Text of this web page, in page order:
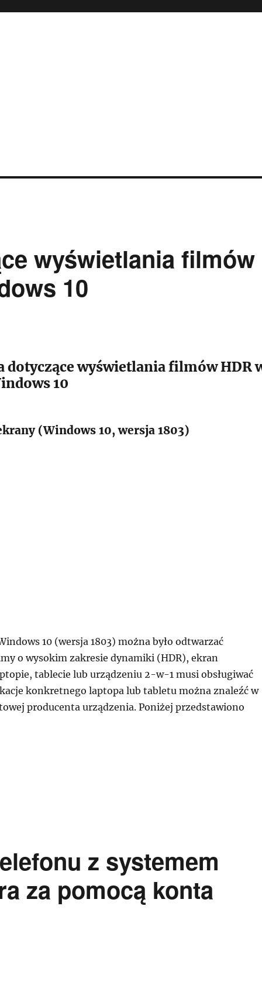
wyświetlania filmów
10
dotyczące wyświetlania filmów HDR
10
(Windows 10, wersja 1803)
10 (wersja 1803) można było odtwarzać
o wysokim zakresie dynamiki (HDR), ekran
tablecie lub urządzeniu 2-w-1 musi obsługiwać
konkretnego laptopa lub tabletu można znaleźć w
producenta urządzenia. Poniżej przedstawiono
dotyczące wyświetlania filmów hdr w systemie
z systemem
za pomocą konta